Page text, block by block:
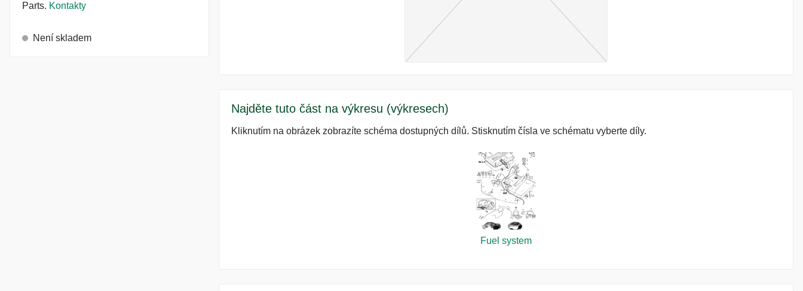
Parts. Kontakty
Není skladem
Najděte tuto část na výkresu (výkresech)
Kliknutím na obrázek zobrazíte schéma dostupných dílů. Stisknutím čísla ve schématu vyberte díly.
Fuel system